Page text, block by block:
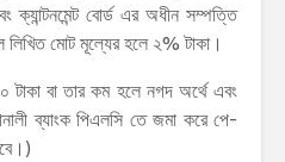
বোর্ড এর অধীন সম্পত্তি
মোট মূল্যের হলে ২% টাকা।
টাকা বা তার কম হলে নগদ অর্থে এবং
ব্যাংক পিএলসি তে জমা করে পে-